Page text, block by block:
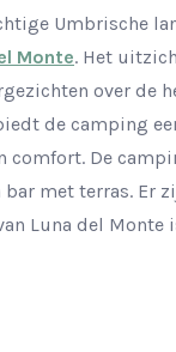
Umbrische
Monte. Het
over de
de camping
De
met terras. Er
Luna del Monte